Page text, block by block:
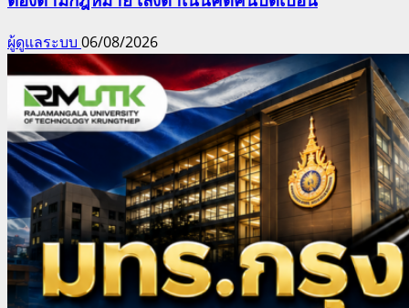
ผู้ดูแลระบบ 06/08/2026